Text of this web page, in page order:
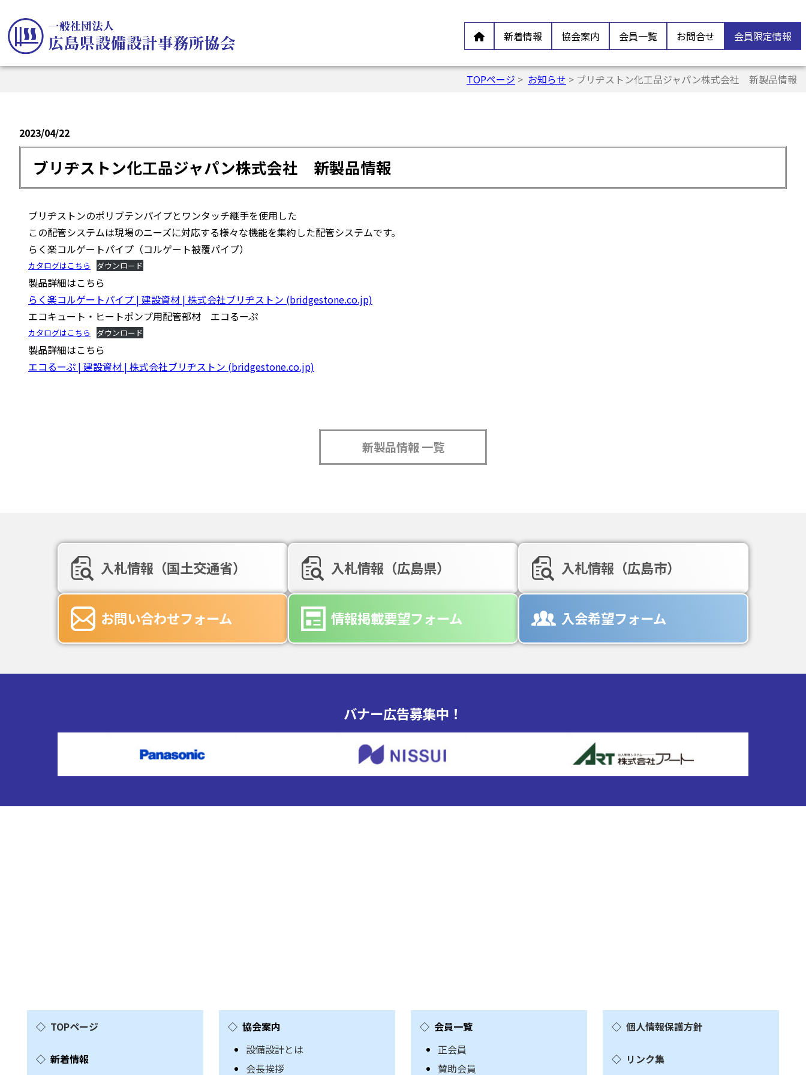
新着情報 協会案内 会員一覧 お問合せ 会員限定情報
TOPページ > お知らせ > ブリヂストン化工品ジャパン株式会社 新製品情報
2023/04/22
ブリヂストン化工品ジャパン株式会社 新製品情報
ブリヂストンのポリブテンパイプとワンタッチ継手を使用した
この配管システムは現場のニーズに対応する様々な機能を集約した配管システムです。
らく楽コルゲートパイプ（コルゲート被覆パイプ）
カタログはこちら ダウンロード
製品詳細はこちら
らく楽コルゲートパイプ | 建設資材 | 株式会社ブリヂストン (bridgestone.co.jp)
エコキュート・ヒートポンプ用配管部材 エコるーぷ
カタログはこちら ダウンロード
製品詳細はこちら
エコるーぷ | 建設資材 | 株式会社ブリヂストン (bridgestone.co.jp)
新製品情報 一覧
入札情報（国土交通省） 入札情報（広島県） 入札情報（広島市）
お問い合わせフォーム 情報掲載要望フォーム 入会希望フォーム
バナー広告募集中！
TOPページ
新着情報
協会案内
設備設計とは
会長挨拶
会員一覧
正会員
賛助会員
個人情報保護方針
リンク集